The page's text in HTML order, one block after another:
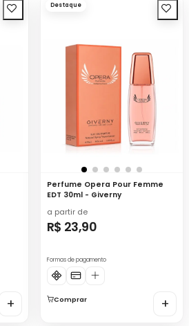
+
Destaque
Perfume Opera Pour Femme
EDT 30ml - Giverny
a partir de
R$ 23,90
Formas de pagamento
Comprar +